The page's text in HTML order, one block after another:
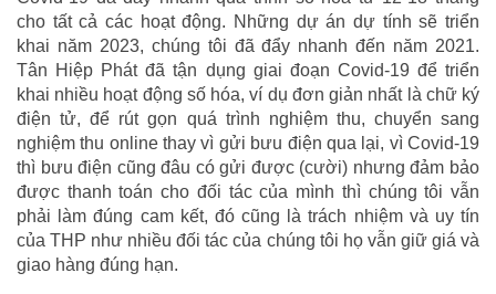
cho tất cả các hoạt động. Những dự án dự tính sẽ triển
khai năm 2023, chúng tôi đã đẩy nhanh đến năm 2021.
Tân Hiệp Phát đã tận dụng giai đoạn Covid-19 để triển
khai nhiều hoạt động số hóa, ví dụ đơn giản nhất là chữ ký
điện tử, để rút gọn quá trình nghiệm thu, chuyển sang
nghiệm thu online thay vì gửi bưu điện qua lại, vì Covid-19
thì bưu điện cũng đâu có gửi được (cười) nhưng đảm bảo
được thanh toán cho đối tác của mình thì chúng tôi vẫn
phải làm đúng cam kết, đó cũng là trách nhiệm và uy tín
của THP như nhiều đối tác của chúng tôi họ vẫn giữ giá và
giao hàng đúng hạn.